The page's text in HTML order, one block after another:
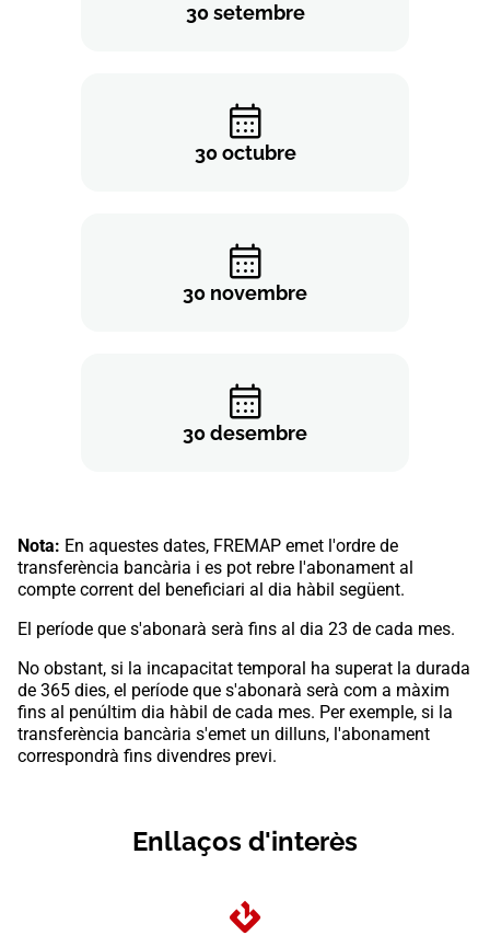
30 setembre
30 octubre
30 novembre
30 desembre
Nota: En aquestes dates, FREMAP emet l'ordre de
transferència bancària i es pot rebre l'abonament al
compte corrent del beneficiari al dia hàbil següent. ​
El període que s'abonarà serà fins al dia 23 de cada mes.
No obstant, si la incapacitat temporal ha superat la durada
de 365 dies, el període que s'abonarà serà com a màxim
fins al penúltim dia hàbil de cada mes. Per exemple, si la
transferència bancària s'emet un dilluns, l'abonament
correspondrà fins divendres previ.
Enllaços d'interès